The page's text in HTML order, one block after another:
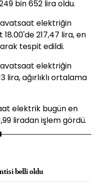
bin 652 lira oldu.
elektriğin
217,47 lira, en
tespit edildi.
elektriğin
lira, ağırlıklı ortalama
elektrik bugün en
liradan işlem gördü.
belli oldu